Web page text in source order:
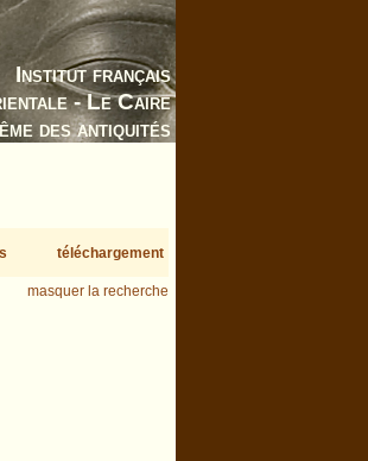
Institut français
- Le Caire
des antiquités
téléchargement
masquer la recherche